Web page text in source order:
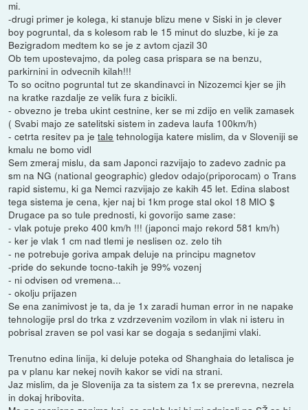
mi.
-drugi primer je kolega, ki stanuje blizu mene v Siski in je clever
boy pogruntal, da s kolesom rab le 15 minut do sluzbe, ki je za
Bezigradom medtem ko se je z avtom cjazil 30
Ob tem upostevajmo, da poleg casa prispara se na benzu,
parkirnini in odvecnih kilah!!!
To so ocitno pogruntal tut ze skandinavci in Nizozemci kjer se jih
na kratke razdalje ze velik fura z bicikli.
- obvezno je treba ukint cestnine, ker se mi zdijo en velik zamasek
( Svabi majo ze satelitski sistem in zadeva laufa 100km/h)
- cetrta resitev pa jetale tehnologija katere mislim, da v Sloveniji se
kmalu ne bomo vidl
Sem zmeraj mislu, da sam Japonci razvijajo to zadevo zadnic pa
sm na NG (national geographic) gledov odajo(priporocam) o Trans
rapid sistemu, ki ga Nemci razvijajo ze kakih 45 let. Edina slabost
tega sistema je cena, kjer naj bi 1km proge stal okol 18 MIO $
Drugace pa so tule prednosti, ki govorijo same zase:
- vlak potuje preko 400 km/h !!! (japonci majo rekord 581 km/h)
- ker je vlak 1 cm nad tlemi je neslisen oz. zelo tih
- ne potrebuje goriva ampak deluje na principu magnetov
-pride do sekunde tocno-takih je 99% vozenj
- ni odvisen od vremena...
- okolju prijazen
Se ena zanimivost je ta, da je 1x zaradi human error in ne napake
tehnologije prsl do trka z vzdrzevenim vozilom in vlak ni isteru in
pobrisal zraven se pol vasi kar se dogaja s sedanjimi vlaki.
Trenutno edina linija, ki deluje poteka od Shanghaia do letalisca je
pa v planu kar nekej novih kakor se vidi na strani.
Jaz mislim, da je Slovenija za ta sistem za 1x se prerevna, nezrela
in dokaj hribovita.